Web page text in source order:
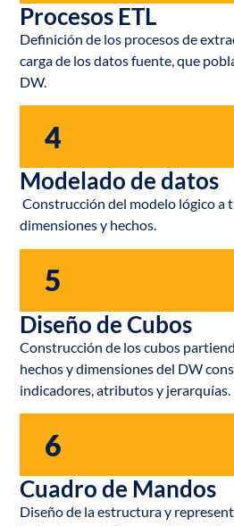
Procesos ETL
Definición de los procesos de
carga de los datos fuente, que
DW.
4
Modelado de datos
Construcción del modelo lógico a
dimensiones y hechos.
5
Diseño de Cubos
Construcción de los cubos
hechos y dimensiones del DW
indicadores, atributos y jerarquías.
6
Cuadro de Mandos
Diseño de la estructura y